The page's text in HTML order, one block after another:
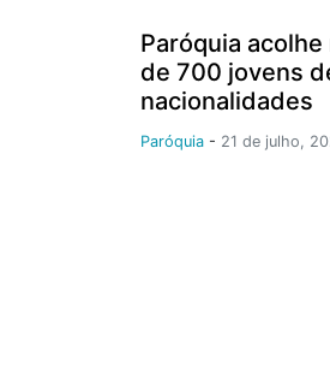
Paróquia acolhe
de 700 jovens
nacionalidades
Paróquia - 21 de julho,